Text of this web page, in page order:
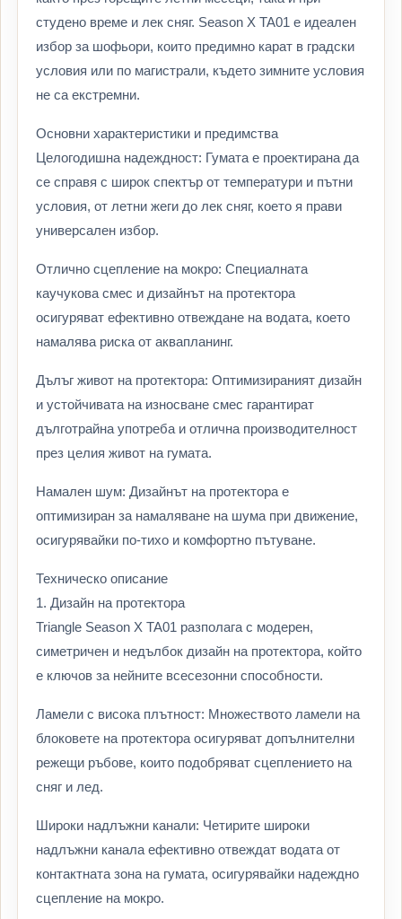
студено време и лек сняг. Season X TA01 е идеален
избор за шофьори, които предимно карат в градски
условия или по магистрали, където зимните условия
не са екстремни.
Основни характеристики и предимства
Целогодишна надеждност: Гумата е проектирана да
се справя с широк спектър от температури и пътни
условия, от летни жеги до лек сняг, което я прави
универсален избор.
Отлично сцепление на мокро: Специалната
каучукова смес и дизайнът на протектора
осигуряват ефективно отвеждане на водата, което
намалява риска от аквапланинг.
Дълъг живот на протектора: Оптимизираният дизайн
и устойчивата на износване смес гарантират
дълготрайна употреба и отлична производителност
през целия живот на гумата.
Намален шум: Дизайнът на протектора е
оптимизиран за намаляване на шума при движение,
осигурявайки по-тихо и комфортно пътуване.
Техническо описание
1. Дизайн на протектора
Triangle Season X TA01 разполага с модерен,
симетричен и недълбок дизайн на протектора, който
е ключов за нейните всесезонни способности.
Ламели с висока плътност: Множеството ламели на
блоковете на протектора осигуряват допълнителни
режещи ръбове, които подобряват сцеплението на
сняг и лед.
Широки надлъжни канали: Четирите широки
надлъжни канала ефективно отвеждат водата от
контактната зона на гумата, осигурявайки надеждно
сцепление на мокро.